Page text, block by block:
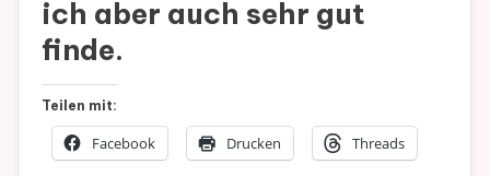
ich aber auch sehr gut
finde.
Teilen mit:
Facebook Drucken Threads